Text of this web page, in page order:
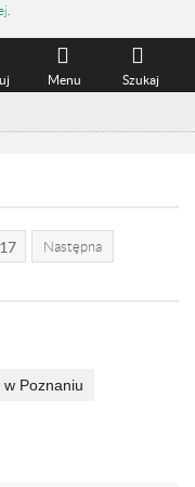
Szukaj
Menu
17 Następna
Poznaniu